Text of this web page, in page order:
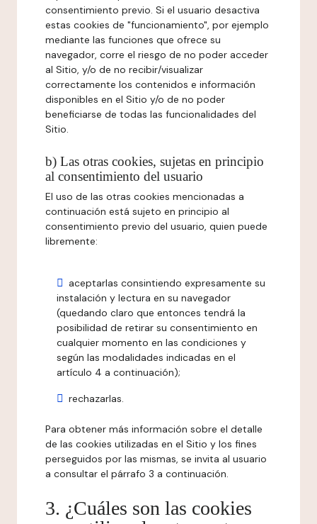
consentimiento previo. Si el usuario desactiva
estas cookies de "funcionamiento", por ejemplo
mediante las funciones que ofrece su
navegador, corre el riesgo de no poder acceder
al Sitio, y/o de no recibir/visualizar
correctamente los contenidos e información
disponibles en el Sitio y/o de no poder
beneficiarse de todas las funcionalidades del
Sitio.
b) Las otras cookies, sujetas en principio
al consentimiento del usuario
El uso de las otras cookies mencionadas a
continuación está sujeto en principio al
consentimiento previo del usuario, quien puede
libremente:
aceptarlas consintiendo expresamente su
instalación y lectura en su navegador
(quedando claro que entonces tendrá la
posibilidad de retirar su consentimiento en
cualquier momento en las condiciones y
según las modalidades indicadas en el
artículo 4 a continuación);
rechazarlas.
Para obtener más información sobre el detalle
de las cookies utilizadas en el Sitio y los fines
perseguidos por las mismas, se invita al usuario
a consultar el párrafo 3 a continuación.
3. ¿Cuáles son las cookies